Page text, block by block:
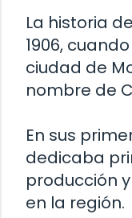
La historia
1906,
ciudad de
nombre de
En sus
dedicaba
producción
en la región.